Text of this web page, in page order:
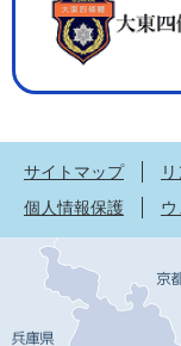
サイトマップ
個人情報保護